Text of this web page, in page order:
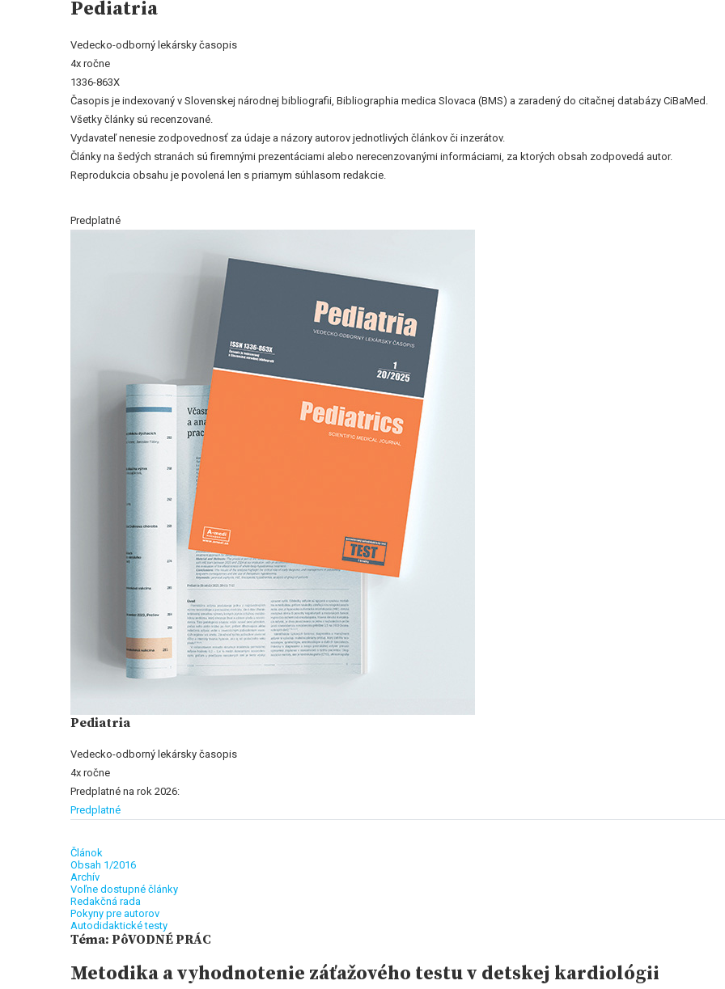
Pediatria
Vedecko-odborný lekársky časopis
4x ročne
1336-863X
Časopis je indexovaný v Slovenskej národnej bibliografii, Bibliographia medica Slovaca (BMS) a zaradený do citačnej databázy CiBaMed.
Všetky články sú recenzované.
Vydavateľ nenesie zodpovednosť za údaje a názory autorov jednotlivých článkov či inzerátov.
Články na šedých stranách sú firemnými prezentáciami alebo nerecenzovanými informáciami, za ktorých obsah zodpovedá autor.
Reprodukcia obsahu je povolená len s priamym súhlasom redakcie.
Predplatné
Pediatria
Vedecko-odborný lekársky časopis
4x ročne
Predplatné na rok 2026:
Predplatné
Článok
Obsah 1/2016
Archív
Voľne dostupné články
Redakčná rada
Pokyny pre autorov
Autodidaktické testy
Téma: PôVODNÉ PRÁC
Metodika a vyhodnotenie záťažového testu v detskej kardiológii